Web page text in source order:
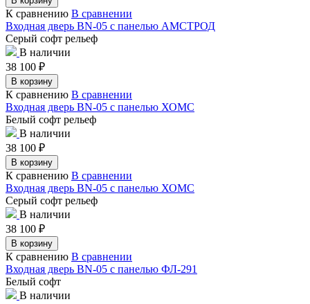
К сравнению В сравнении
Входная дверь BN-05 с панелью АМСТРОД
Серый софт рельеф
В наличии
38 100 ₽
В корзину
К сравнению В сравнении
Входная дверь BN-05 с панелью ХОМС
Белый софт рельеф
В наличии
38 100 ₽
В корзину
К сравнению В сравнении
Входная дверь BN-05 с панелью ХОМС
Серый софт рельеф
В наличии
38 100 ₽
В корзину
К сравнению В сравнении
Входная дверь BN-05 с панелью ФЛ-291
Белый софт
В наличии